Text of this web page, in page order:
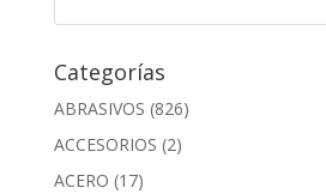
Categorías
ABRASIVOS (826)
ACCESORIOS (2)
ACERO (17)